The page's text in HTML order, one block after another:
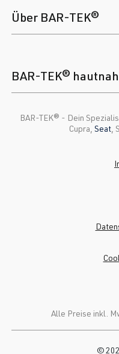
Über BAR-TEK®
BAR-TEK®
BAR-TEK®️ - Dein
Cupra, Seat ,
Alle Preise inkl.
©